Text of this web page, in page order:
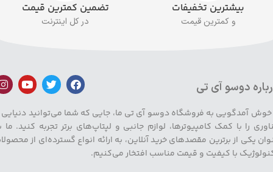
بیشترین تخفیفات
و کمترین قیمت
تضمین کمترین قیمت
در کل اینترنت
دوسو آی تی
خوش آمدگویی به فروشگاه دوسو آی تی ما، جایی که شما می‌توانید دنیایی
را با کمک کامپیوترها، لوازم جانبی و لپتاپ‌های برتر تجربه کنید. ما
یکی از برترین مقصدهای خرید آنلاین، به ارائه انواع گسترده‌ای از
با کیفیت و قیمت مناسب افتخار می‌کنیم.